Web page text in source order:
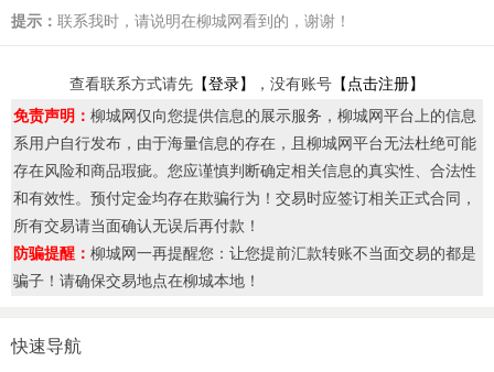
提示： 联系我时，请说明在柳城网看到的，谢谢！
查看联系方式请先 【登录】 ，没有账号 【点击注册】
免责声明： 柳城网仅向您提供信息的展示服务，柳城网平台上的信息
系用户自行发布，由于海量信息的存在，且柳城网平台无法杜绝可能
存在风险和商品瑕疵。您应谨慎判断确定相关信息的真实性、合法性
和有效性。预付定金均存在欺骗行为！交易时应签订相关正式合同，
所有交易请当面确认无误后再付款！
防骗提醒： 柳城网一再提醒您：让您提前汇款转账不当面交易的都是
骗子！请确保交易地点在柳城本地！
快速导航